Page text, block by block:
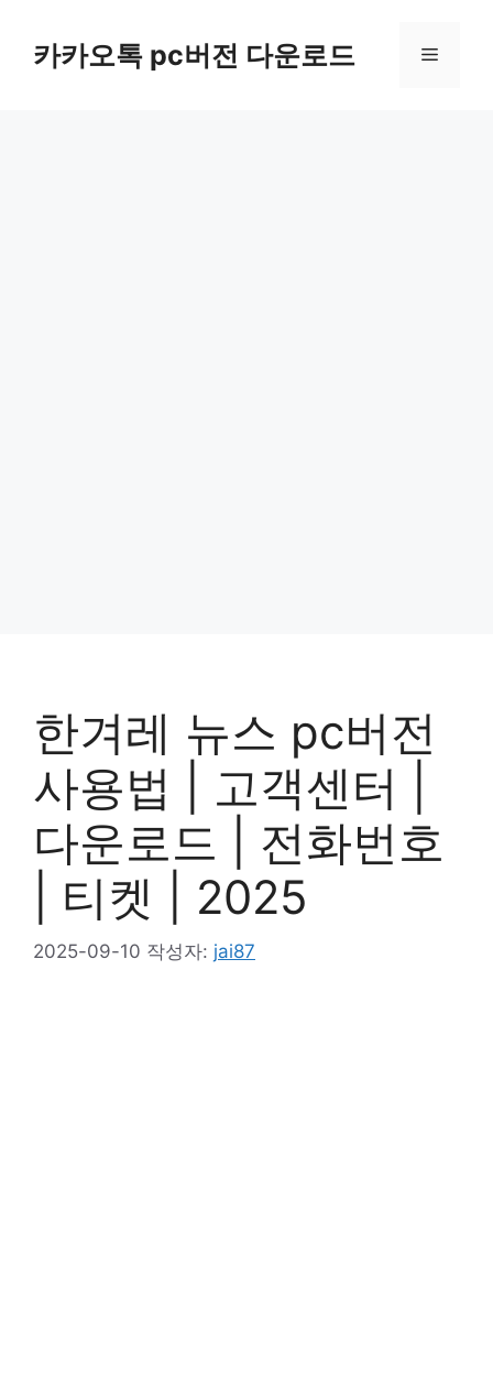
카카오톡 pc버전 다운로드 메
한겨레 뉴스 pc버전
사용법 | 고객센터 |
다운로드 | 전화번호
| 티켓 | 2025
2025-09-10 작성자: jai87